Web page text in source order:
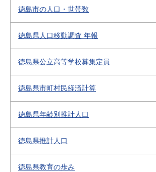
徳島市の人口・世帯数
徳島県人口移動調査 年報
徳島県公立高等学校募集定員
徳島県市町村民経済計算
徳島県年齢別推計人口
徳島県推計人口
徳島県教育の歩み